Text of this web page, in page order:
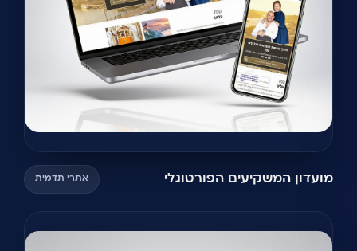
מועדון המשקיעים הפורטוגלי אתרי תדמית